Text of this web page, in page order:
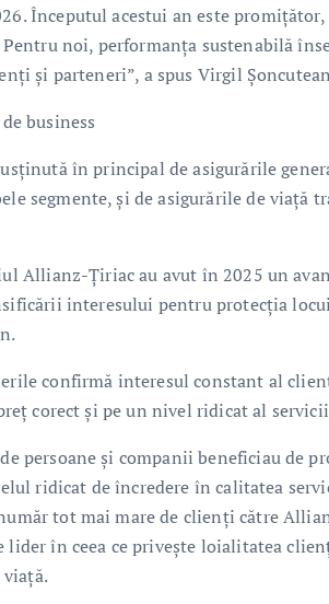
Începutul acestui an este promițător,
noi, performanța sustenabilă
și parteneri”, a spus Virgil
business
în principal de asigurările
segmente, și de asigurările de viață
Allianz-Țiriac au avut în 2025 un
interesului pentru protecția
confirmă interesul constant al
corect și pe un nivel ridicat al
persoane și companii beneficiau de
ridicat de încredere în calitatea
tot mai mare de clienți către
lider în ceea ce privește loialitatea
viață.